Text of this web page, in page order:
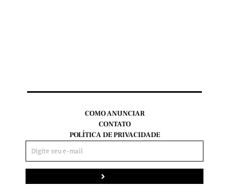
COMO ANUNCIAR
CONTATO
POLÍTICA DE PRIVACIDADE